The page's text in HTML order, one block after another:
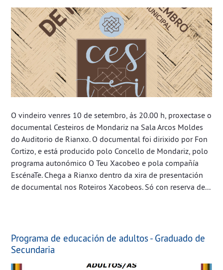
O vindeiro venres 10 de setembro, ás 20.00 h, proxectase o
documental Cesteiros de Mondariz na Sala Arcos Moldes
do Auditorio de Rianxo. O documental foi dirixido por Fon
Cortizo, e está producido polo Concello de Mondariz, polo
programa autonómico O Teu Xacobeo e pola compañía
EscénaTe. Chega a Rianxo dentro da xira de presentación
de documental nos Roteiros Xacobeos. Só con reserva de...
Programa de educación de adultos - Graduado de
Secundaria